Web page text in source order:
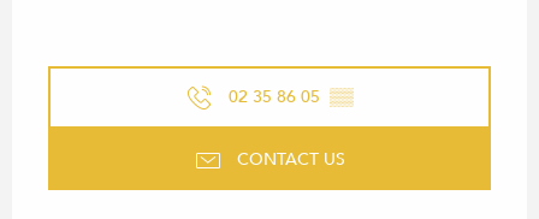
02 35 86 05 ▒▒
CONTACT US